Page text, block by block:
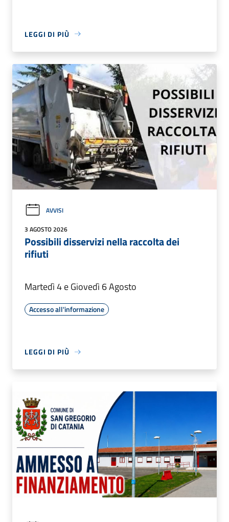
LEGGI DI PIÙ
AVVISI
3 AGOSTO 2026
Possibili disservizi nella raccolta dei
rifiuti
Martedì 4 e Giovedì 6 Agosto
Accesso all'informazione
LEGGI DI PIÙ